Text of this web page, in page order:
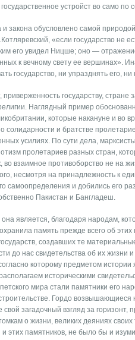
устройст во само по
закона обусловлено са­мой
«если государство не
его уви­дел Ницше; оно —
к вечному свету ее вер­шинах».
государство, ни упразднять его,
государ­ству, стране
Наглядный пример
которые накануне и во
солидарности и братстве
усилиях. По сути дела,
пролетариев разных стран,
во взаимное противоборство не на
несмотря на при­надлежность к
самоопределения и добились его
Пакистан и Бангладеш.
является, благодаря народам,
память прежде всего об
создавших те
до нас свидетельства об их жизни
которому предметом
историческими
мира стали памятники его
Гордо
загадочный взгляд за горизонт,
о жизни, вели­ких деяниях
этих памятников, не было бы и